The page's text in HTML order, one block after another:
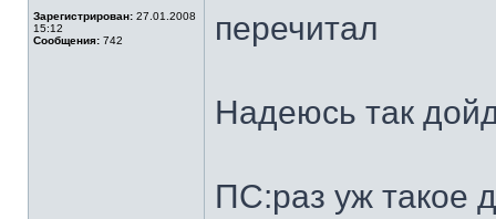
Зарегистрирован: 27.01.2008
15:12
Сообщения: 742
перечитал
Надеюсь так
ПС:раз уж такое